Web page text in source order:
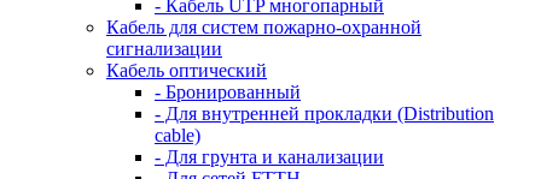
- Кабель UTP многопарный
Кабель для систем пожарно-охранной
сигнализации
Кабель оптический
- Бронированный
- Для внутренней прокладки (Distribution
cable)
- Для грунта и канализации